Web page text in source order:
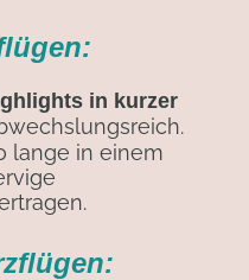
in kurzer
lange in einem